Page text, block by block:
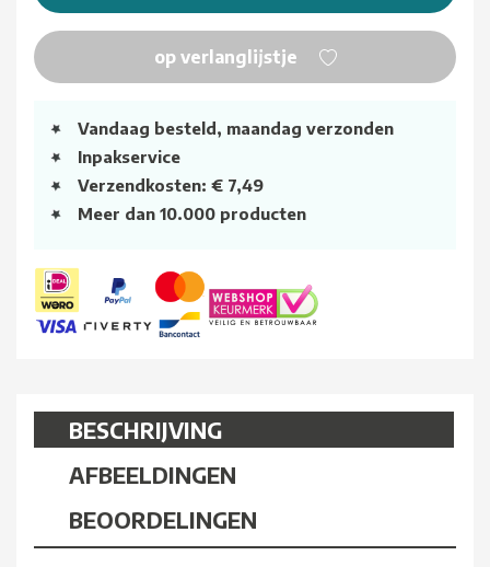
op verlanglijstje
Vandaag besteld, maandag verzonden
Inpakservice
Verzendkosten: € 7,49
Meer dan 10.000 producten
BESCHRIJVING
AFBEELDINGEN
BEOORDELINGEN